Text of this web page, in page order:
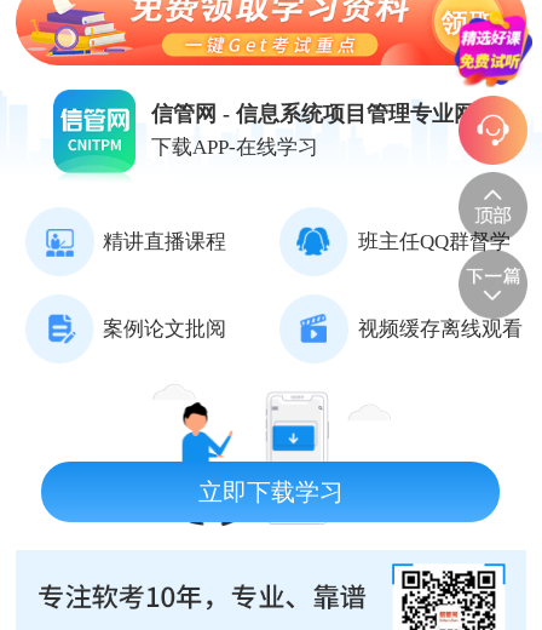
信管网 - 信息系统项目管理专业网站
下载APP-在线学习
精讲直播课程 班主任QQ群督学
案例论文批阅 视频缓存离线观看
立即下载学习